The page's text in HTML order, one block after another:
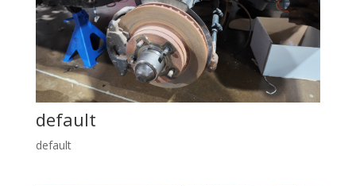
default
default